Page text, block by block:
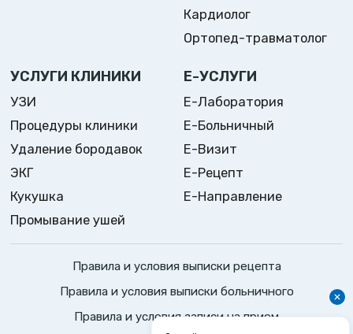
Кардиолог
Ортопед-травматолог
УСЛУГИ КЛИНИКИ
УЗИ
Процедуры клиники
Удаление бородавок
ЭКГ
Кукушка
Промывание ушей
Е-УСЛУГИ
Е-Лаборатория
Е-Больничный
Е-Визит
Е-Рецепт
Е-Направление
Правила и условия выписки рецепта
Правила и условия выписки больничного
Правила и условия записи на прием